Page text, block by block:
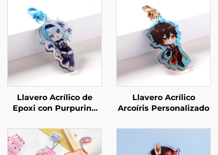
Llavero Acrílico de
Epoxi con Purpurina
Llavero Acrílico
Arcoíris Personalizado